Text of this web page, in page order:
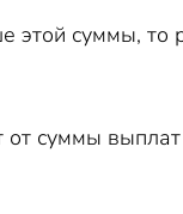
суммы, то
от суммы